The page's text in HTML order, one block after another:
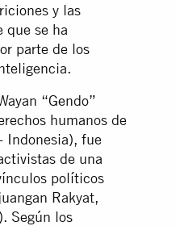
y las
que se ha
parte de los
“Gendo”
humanos de
Indonesia), fue
de una
políticos
Rakyat,
Según los